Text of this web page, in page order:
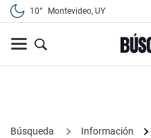
10° Montevideo, UY
Búsqueda Información